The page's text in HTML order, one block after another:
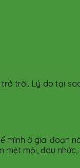
trời. Lý do tại
ở giai đoạn
mỏi, đau